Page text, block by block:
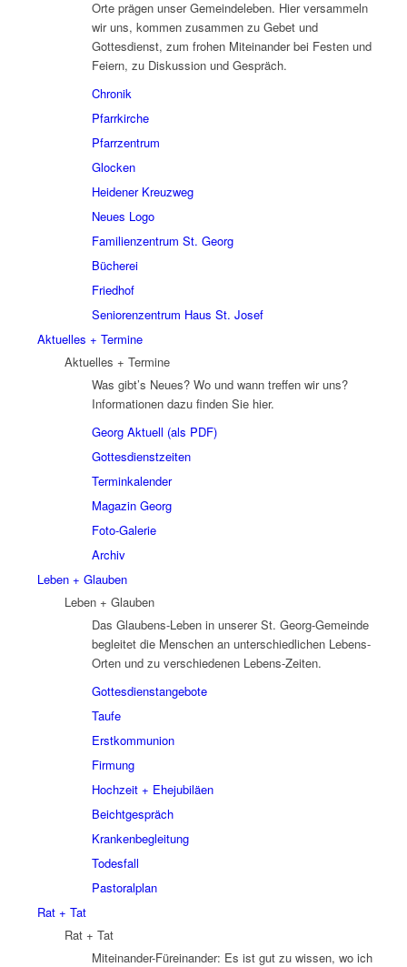
Orte prägen unser Gemeindeleben. Hier versammeln
wir uns, kommen zusammen zu Gebet und
Gottesdienst, zum frohen Miteinander bei Festen und
Feiern, zu Diskussion und Gespräch.
Chronik
Pfarrkirche
Pfarrzentrum
Glocken
Heidener Kreuzweg
Neues Logo
Familienzentrum St. Georg
Bücherei
Friedhof
Seniorenzentrum Haus St. Josef
Aktuelles + Termine
Aktuelles + Termine
Was gibt’s Neues? Wo und wann treffen wir uns?
Informationen dazu finden Sie hier.
Georg Aktuell (als PDF)
Gottesdienstzeiten
Terminkalender
Magazin Georg
Foto-Galerie
Archiv
Leben + Glauben
Leben + Glauben
Das Glaubens-Leben in unserer St. Georg-Gemeinde
begleitet die Menschen an unterschiedlichen Lebens-
Orten und zu verschiedenen Lebens-Zeiten.
Gottesdienstangebote
Taufe
Erstkommunion
Firmung
Hochzeit + Ehejubiläen
Beichtgespräch
Krankenbegleitung
Todesfall
Pastoralplan
Rat + Tat
Rat + Tat
Miteinander-Füreinander: Es ist gut zu wissen, wo ich